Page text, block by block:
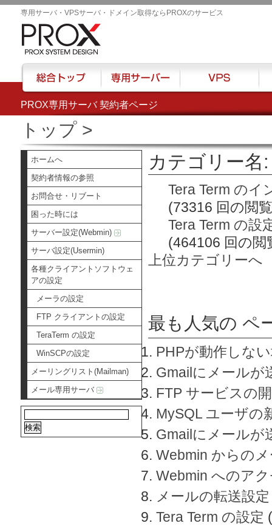
PROX専用サーバ 契約者ページ
専用サーバ・VPSサーバ・ドメイン取得ならPROXのサービス
トップ>
ホームへ
契約者情報の参照
お問合せ・リブート
困った時には
サーバー設定(Webmin)
サーバ設定(Usermin)
各種クライアントソフトウェ
アの設定
メーラの設定
FTP クライアントの設定
TeraTerm の設定
WinSCPの設定
メーリングリスト(Mailman)
メール専用サーバ
カテゴリー名
Tera Term のイ
(73316 回の閲
Tera Term の設
(464106 回の閲
上位カテゴリーへ
最も人気の ペ
PHPが動作しな
Gmailにメールが
FTP サービスの
MySQL ユーザの
Gmailにメールが
Webmin からの
Webmin へのア
メールの転送設定
Tera Term の設定
総合トップ 専用サーバー VPS ハ